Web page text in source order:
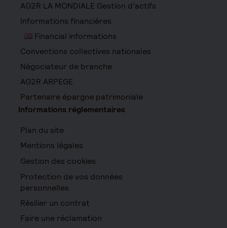
AG2R LA MONDIALE Gestion d’actifs
Informations financières
Financial informations
Conventions collectives nationales
Négociateur de branche
AG2R ARPEGE
Partenaire épargne patrimoniale
Informations réglementaires
Plan du site
Mentions légales
Gestion des cookies
Protection de vos données
personnelles
Résilier un contrat
Faire une réclamation